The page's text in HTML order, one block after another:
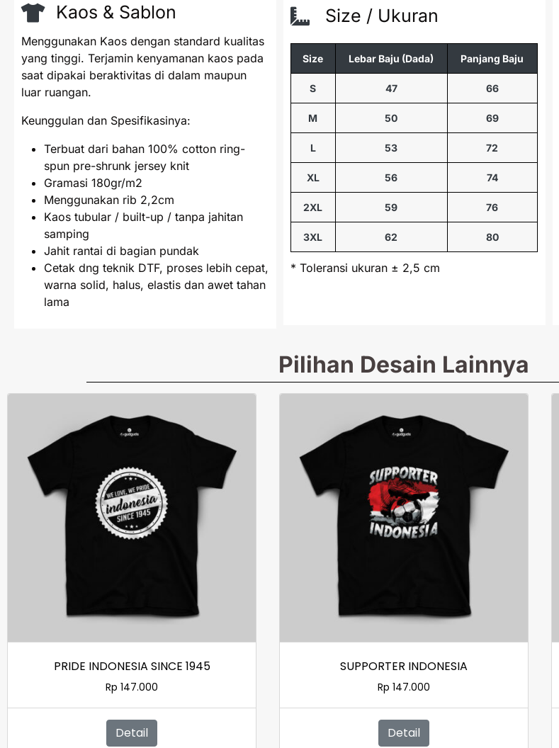
Kaos & Sablon
Menggunakan Kaos dengan standard kualitas
yang tinggi. Terjamin kenyamanan kaos pada
saat dipakai beraktivitas di dalam maupun
luar ruangan.
Keunggulan dan Spesifikasinya:
Terbuat dari bahan 100% cotton ring-
spun pre-shrunk jersey knit
Gramasi 180gr/m2
Menggunakan rib 2,2cm
Kaos tubular / built-up / tanpa jahitan
samping
Jahit rantai di bagian pundak
Cetak dng teknik DTF, proses lebih cepat,
warna solid, halus, elastis dan awet tahan
lama
Size / Ukuran
Size Lebar Baju (Dada) Panjang Baju
S 47 66
M 50 69
L 53 72
XL 56 74
2XL 59 76
3XL 62 80
* Toleransi ukuran ± 2,5 cm
Pilihan Desain Lainnya
PRIDE INDONESIA SINCE 1945
Rp 147.000
Detail
SUPPORTER INDONESIA
Rp 147.000
Detail